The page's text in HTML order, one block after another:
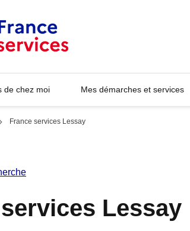
de chez moi Mes démarches et services
France services Lessay
Lessay